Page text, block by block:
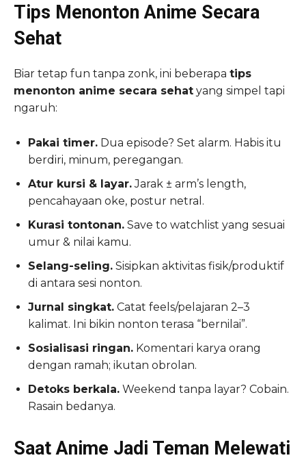
Tips Menonton Anime Secara
Sehat
Biar tetap fun tanpa zonk, ini beberapa tips
menonton anime secara sehat yang simpel tapi
ngaruh:
Pakai timer. Dua episode? Set alarm. Habis itu
berdiri, minum, peregangan.
Atur kursi & layar.Jarak ± arm’s length,
pencahayaan oke, postur netral.
Kurasi tontonan. Save to watchlist yang sesuai
umur & nilai kamu.
Selang-seling. Sisipkan aktivitas fisik/produktif
di antara sesi nonton.
Jurnal singkat. Catat feels/pelajaran 2–3
kalimat. Ini bikin nonton terasa “bernilai”.
Sosialisasi ringan. Komentari karya orang
dengan ramah; ikutan obrolan.
Detoks berkala. Weekend tanpa layar? Cobain.
Rasain bedanya.
Saat Anime Jadi Teman Melewati